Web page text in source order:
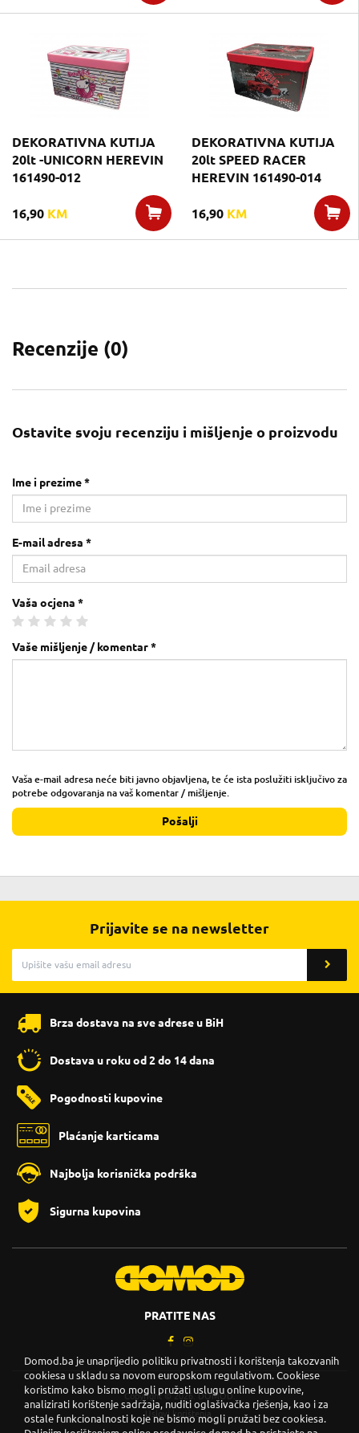
DEKORATIVNA KUTIJA
20lt -UNICORN HEREVIN
161490-012
16,90 KM
DEKORATIVNA KUTIJA
20lt SPEED RACER
HEREVIN 161490-014
16,90 KM
Recenzije (0)
Ostavite svoju recenziju i mišljenje o proizvodu
Ime i prezime *
E-mail adresa *
Vaša ocjena *
Vaše mišljenje / komentar *
Vaša e-mail adresa neće biti javno objavljena, te će ista poslužiti isključivo za
potrebe odgovaranja na vaš komentar / mišljenje.
Pošalji
Prijavite se na newsletter
Brza dostava na sve adrese u BiH
Dostava u roku od 2 do 14 dana
Pogodnosti kupovine
Plaćanje karticama
Najbolja korisnička podrška
Sigurna kupovina
PRATITE NAS
Copyright © 2026. DOMOD.
Uslovi korištenja
Domod.ba je unaprijedio politiku privatnosti i korištenja takozvanih
cookiesa u skladu sa novom europskom regulativom. Cookiese
koristimo kako bismo mogli pružati uslugu online kupovine,
analizirati korištenje sadržaja, nuditi oglašivačka rješenja, kao i za
ostale funkcionalnosti koje ne bismo mogli pružati bez cookiesa.